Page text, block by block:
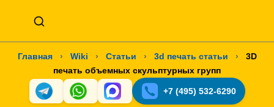
Главная › Wiki › Статьи › 3d печать статьи ›
3D
печать объемных скульптурных групп
+7 (495) 532-6290